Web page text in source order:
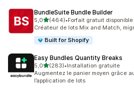
BundleSuite Bundle Builder
5,0étoile(s) sur 5
(464)
464 avis au total
•Forfait gratuit disponible
Créateur de lots Mix and Match,
Built for Shopify
Easy Bundles Quantity Breaks
5,0étoile(s) sur 5
(283)
283 avis au total
•Installation gratuite
Augmentez le panier moyen grâce
l’application de lots